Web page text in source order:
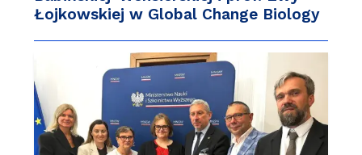
Łojkowskiej w Global Change Biology